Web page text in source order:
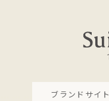
ブランドサイト